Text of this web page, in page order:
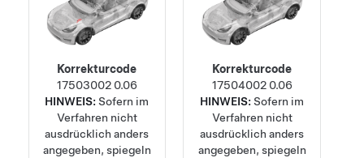
Korrekturcode
17503002 0.06
HINWEIS:Sofern im
Verfahren nicht
ausdrücklich anders
angegeben, spiegeln
Korrekturcode
17504002 0.06
HINWEIS:Sofern im
Verfahren nicht
ausdrücklich anders
angegeben, spiegeln